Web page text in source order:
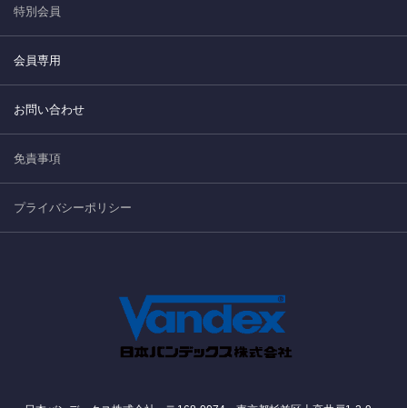
特別会員
会員専用
お問い合わせ
免責事項
プライバシーポリシー